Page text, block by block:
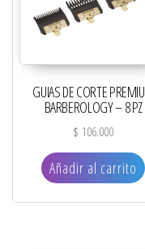
GUIAS DE CORTE
BARBEROLOGY – 8 PZ
$ 106.000
Añadir al carrito